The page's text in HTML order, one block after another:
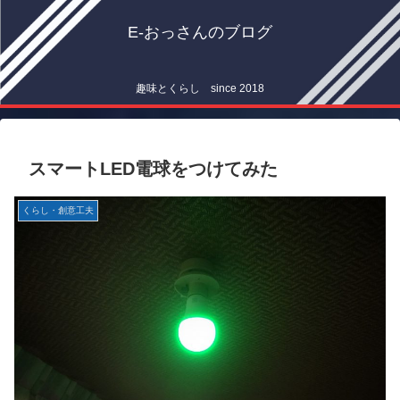
E-おっさんのブログ
趣味とくらし since 2018
スマートLED電球をつけてみた
くらし・創意工夫